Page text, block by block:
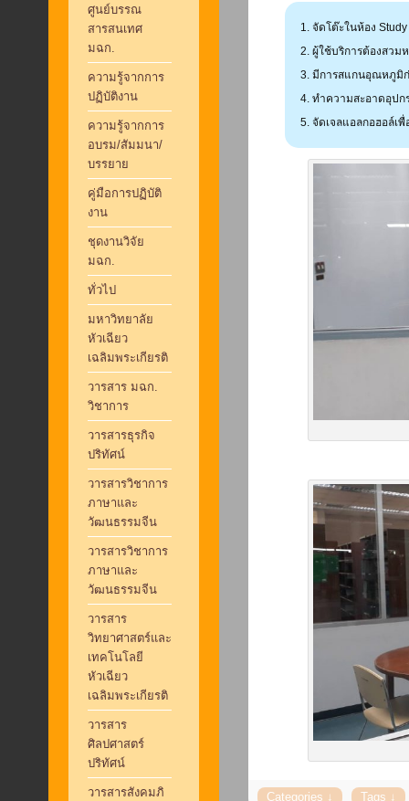
ศูนย์บรรณ
สารสนเทศ
มฉก.
ความรู้จากการ
ปฏิบัติงาน
ความรู้จากการ
อบรม/สัมมนา/
บรรยาย
คู่มือการปฏิบัติ
งาน
ชุดงานวิจัย
มฉก.
ทั่วไป
มหาวิทยาลัย
หัวเฉียว
เฉลิมพระเกียรติ
วารสาร มฉก.
วิชาการ
วารสารธุรกิจ
ปริทัศน์
วารสารวิชาการ
ภาษาและ
วัฒนธรรมจีน
วารสารวิชาการ
ภาษาและ
วัฒนธรรมจีน
วารสาร
วิทยาศาสตร์และ
เทคโนโลยี
หัวเฉียว
เฉลิมพระเกียรติ
วารสาร
ศิลปศาสตร์
ปริทัศน์
วารสารสังคมภิ
จัดโต๊ะในห้อง
ผู้ใช้บริการต้องสวม
มีการสแกนอุณหภูมิก่
ทำความสะอาดอุปก
จัดเจลแอลกอฮอล์เ